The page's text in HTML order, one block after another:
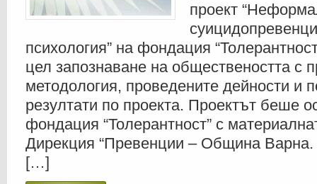
проект
психология” на фондация
цел запознаване на обществеността с
методология, проведените дейности и
резултати по проекта. Проектът беше
фондация “Толерантност” с
Дирекция “Превенции – Община Варна.
[…]